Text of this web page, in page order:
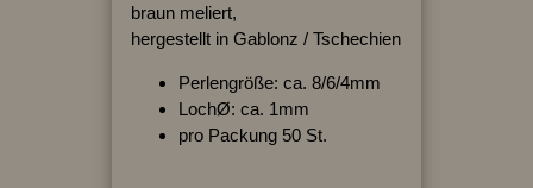
braun meliert,
hergestellt in Gablonz / Tschechien
Perlengröße: ca. 8/6/4mm
LochØ: ca. 1mm
pro Packung 50 St.